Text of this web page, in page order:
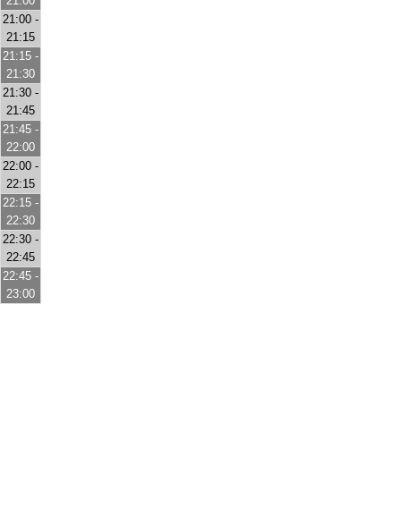
21:00 -
21:15
21:15 -
21:30
21:30 -
21:45
21:45 -
22:00
22:00 -
22:15
22:15 -
22:30
22:30 -
22:45
22:45 -
23:00